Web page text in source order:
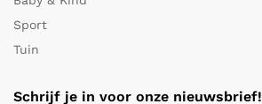
Sport
Tuin
Schrijf je in voor onze nieuwsbrief!